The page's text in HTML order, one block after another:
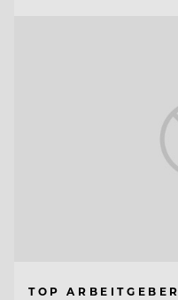
TOP ARBEITGEBER